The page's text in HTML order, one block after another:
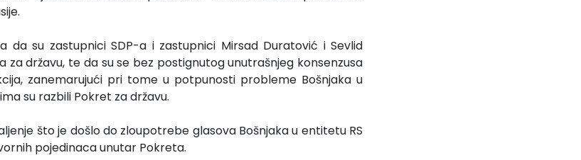
da su zastupnici SDP-a i zastupnici Mirsad Duratović i Sevlid
za državu, te da su se bez postignutog unutrašnjeg konsenzusa
zanemarujući pri tome u potpunosti probleme Bošnjaka u
su razbili Pokret za državu.
što je došlo do zloupotrebe glasova Bošnjaka u entitetu RS
pojedinaca unutar Pokreta.